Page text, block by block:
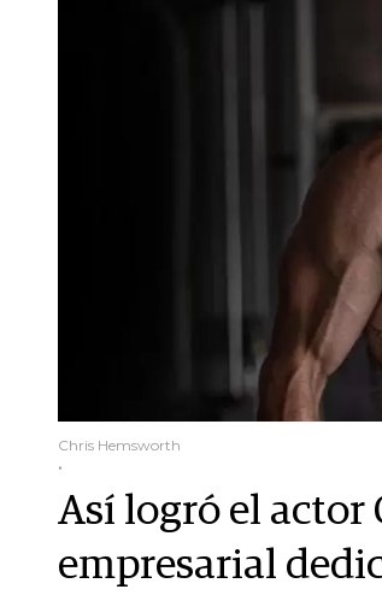
Chris Hemsworth
.
Así logró el actor
empresarial